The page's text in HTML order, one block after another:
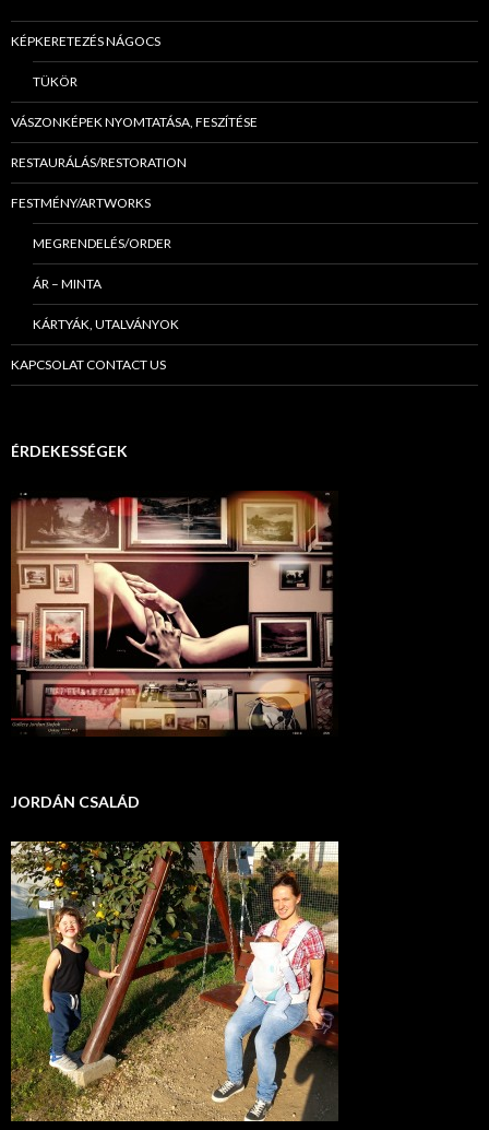
KÉPKERETEZÉS NÁGOCS
TÜKÖR
VÁSZONKÉPEK NYOMTATÁSA, FESZÍTÉSE
RESTAURÁLÁS/RESTORATION
FESTMÉNY/ARTWORKS
MEGRENDELÉS/ORDER
ÁR – MINTA
KÁRTYÁK, UTALVÁNYOK
KAPCSOLAT CONTACT US
ÉRDEKESSÉGEK
JORDÁN CSALÁD